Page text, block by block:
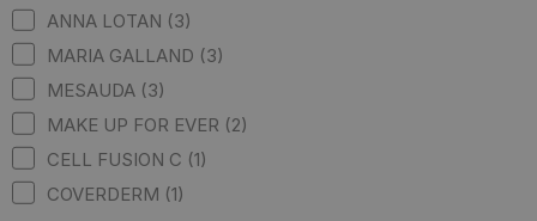
ANNA LOTAN (3)
MARIA GALLAND (3)
MESAUDA (3)
MAKE UP FOR EVER (2)
CELL FUSION C (1)
COVERDERM (1)